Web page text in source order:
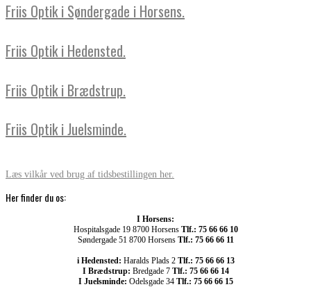
Friis Optik i Søndergade i Horsens.
Friis Optik i Hedensted.
Friis Optik i Brædstrup.
Friis Optik i Juelsminde.
Læs vilkår ved brug af tidsbestillingen her.
Her finder du os:
I Horsens:
Hospitalsgade 19 8700 Horsens Tlf.: 75 66 66 10
Søndergade 51 8700 Horsens Tlf.: 75 66 66 11
i Hedensted: Haralds Plads 2 Tlf.: 75 66 66 13
I Brædstrup: Bredgade 7 Tlf.: 75 66 66 14
I Juelsminde: Odelsgade 34 Tlf.: 75 66 66 15